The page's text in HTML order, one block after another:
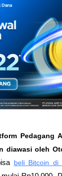
Pedagang
diawasi oleh
beli Bitcoin di